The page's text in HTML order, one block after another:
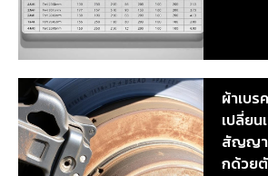
ผ้าเบ
เปลี่ยน
สัญญา
กด้วย